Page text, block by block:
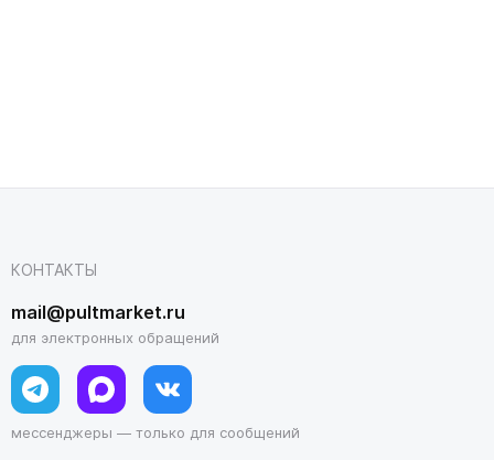
КОНТАКТЫ
mail@pultmarket.ru
для электронных обращений
мессенджеры — только для сообщений